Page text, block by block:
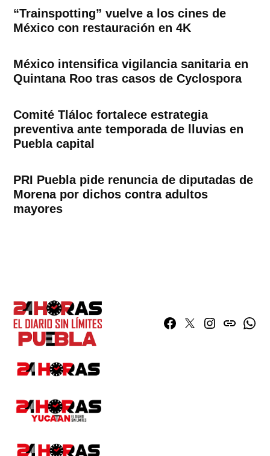
“Trainspotting” vuelve a los cines de
México con restauración en 4K
México intensifica vigilancia sanitaria en
Quintana Roo tras casos de Cyclospora
Comité Tláloc fortalece estrategia
preventiva ante temporada de lluvias en
Puebla capital
PRI Puebla pide renuncia de diputadas de
Morena por dichos contra adultos
mayores
Facebook
TwitterInstagram
issuu